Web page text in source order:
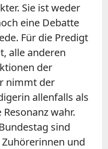
Sie ist weder
eine Debatte
Für die Predigt
alle anderen
der
nimmt der
allenfalls als
wahr.
sind
und